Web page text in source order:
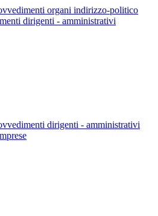
organi indirizzo-politico
dirigenti - amministrativi
dirigenti - amministrativi